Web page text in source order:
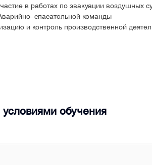
в работах по эвакуации воздушных
спасательной команды
и контроль производственной
обучения